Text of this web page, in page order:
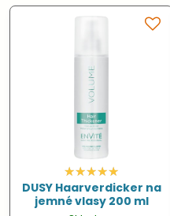
DUSY Haarverdicker na
jemné vlasy 200 ml